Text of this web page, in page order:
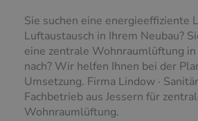
Sie suchen eine energieeffiziente
Luftaustausch in Ihrem Neubau?
eine zentrale Wohnraumlüftung
nach? Wir helfen Ihnen bei der
Umsetzung. Firma Lindow ·
Fachbetrieb aus Jessern für
Wohnraumlüftung.